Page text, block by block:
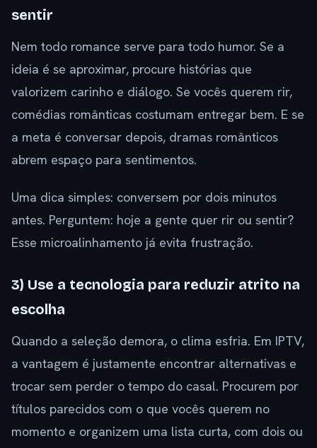
sentir
Nem todo romance serve para todo humor. Se a
ideia é se aproximar, procure histórias que
valorizem carinho e diálogo. Se vocês querem rir,
comédias românticas costumam entregar bem. E se
a meta é conversar depois, dramas românticos
abrem espaço para sentimentos.
Uma dica simples: conversem por dois minutos
antes. Perguntem: hoje a gente quer rir ou sentir?
Esse microalinhamento já evita frustração.
3) Use a tecnologia para reduzir atrito na
escolha
Quando a seleção demora, o clima esfria. Em IPTV,
a vantagem é justamente encontrar alternativas e
trocar sem perder o tempo do casal. Procurem por
títulos parecidos com o que vocês querem no
momento e organizem uma lista curta, com dois ou